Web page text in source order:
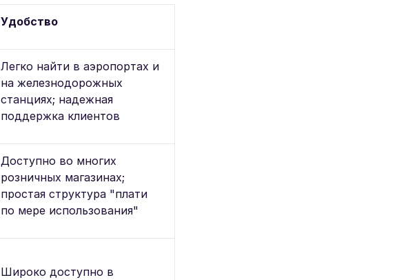
Удобство
Легко найти в аэропортах и
на железнодорожных
станциях; надежная
поддержка клиентов
Доступно во многих
розничных магазинах;
простая структура "плати
по мере использования"
Широко доступно в